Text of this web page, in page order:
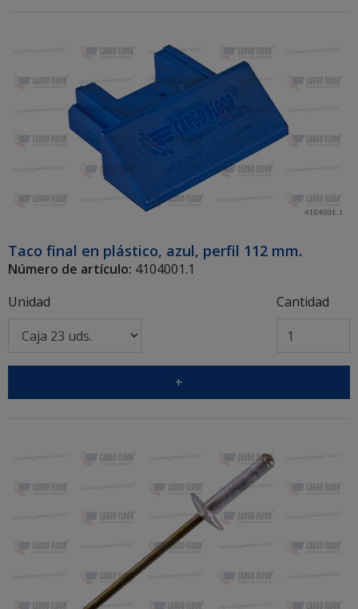
Taco final en plástico, azul, perfil 112 mm.
Número de artículo: 4104001.1
Unidad
Cantidad
+